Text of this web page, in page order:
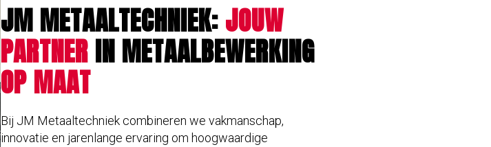
JM METAALTECHNIEK:JOUW
PARTNERIN METAALBEWERKING
OP MAAT
Bij JM Metaaltechniek combineren we vakmanschap,
innovatie en jarenlange ervaring om hoogwaardige